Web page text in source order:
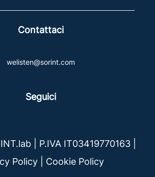
Contattaci
welisten@sorint.com
Seguici
| P.IVA IT03419770163 |
Policy| Cookie Policy